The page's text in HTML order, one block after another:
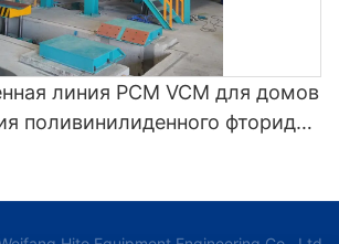
линия PCM VCM для домов
поливинилиденного фторида